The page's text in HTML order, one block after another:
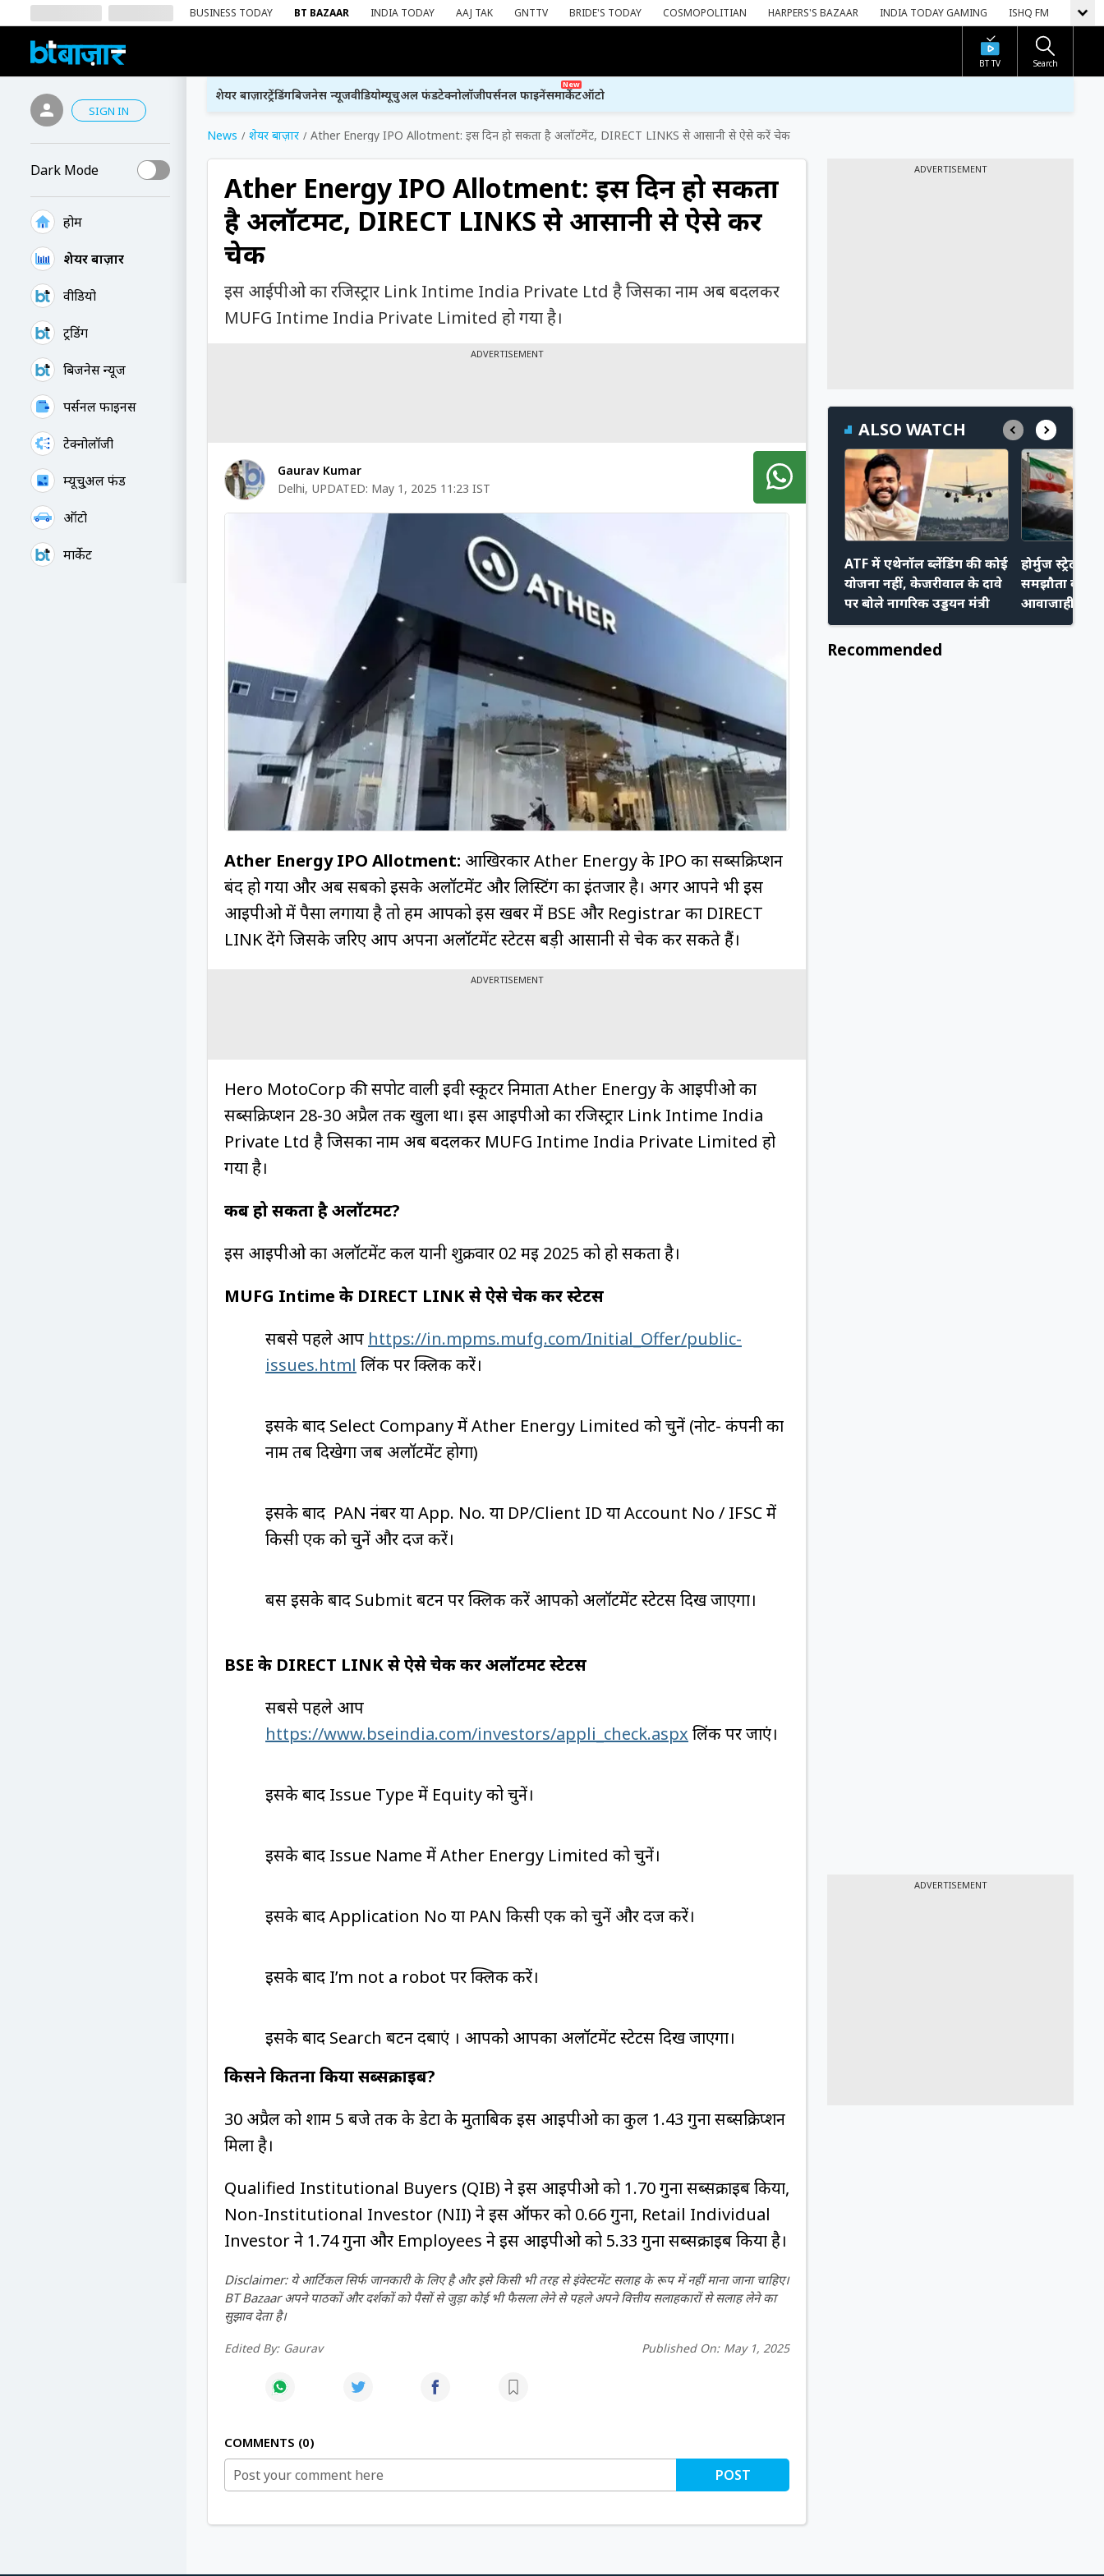
BUSINESS TODAY BT BAZAAR INDIA TODAY AAJ TAK GNTTV BRIDE'S TODAY COSMOPOLITIAN HARPERS'S BAZAAR INDIA TODAY GAMING ISHQ FM
BT TV Search
SIGN IN
Dark Mode
होम
शेयर बाज़ार
वीडियो
ट्रेंडिंग
बिजनेस न्यूज
पर्सनल फाइनेंस
टेक्नोलॉजी
म्यूचु्अल फंड
ऑटो
मार्केट
शेयर बाज़ारट्रेंडिंगबिजनेस न्यूजवीडियोम्यूचुअल फंडटेक्नोलॉजीपर्सनल फाइनेंस
New
मार्केटऑटो
News शेयर बाज़ार Ather Energy IPO Allotment: इस दिन हो सकता है अलॉटमेंट, DIRECT LINKS से आसानी से ऐसे करें चेक
Ather Energy IPO Allotment: इस दिन हो सकता
है अलॉटमेंट, DIRECT LINKS से आसानी से ऐसे करें
चेक
इस आईपीओ का रजिस्ट्रार Link Intime India Private Ltd है जिसका नाम अब बदलकर
MUFG Intime India Private Limited हो गया है।
ADVERTISEMENT
Gaurav Kumar
Delhi, UPDATED: May 1, 2025 11:23 IST
Ather Energy IPO Allotment: आखिरकार Ather Energy के IPO का सब्सक्रिप्शन
बंद हो गया और अब सबको इसके अलॉटमेंट और लिस्टिंग का इंतजार है। अगर आपने भी इस
आईपीओ में पैसा लगाया है तो हम आपको इस खबर में BSE और Registrar का DIRECT
LINK देंगे जिसके जरिए आप अपना अलॉटमेंट स्टेटस बड़ी आसानी से चेक कर सकते हैं।
ADVERTISEMENT
Hero MotoCorp की सपोर्ट वाली ईवी स्कूटर निर्माता Ather Energy के आईपीओ का
सब्सक्रिप्शन 28-30 अप्रैल तक खुला था। इस आईपीओ का रजिस्ट्रार Link Intime India
Private Ltd है जिसका नाम अब बदलकर MUFG Intime India Private Limited हो
गया है।
कब हो सकता है अलॉटमेंट?
इस आईपीओ का अलॉटमेंट कल यानी शुक्रवार 02 मई 2025 को हो सकता है।
MUFG Intime के DIRECT LINK से ऐसे चेक करें स्टेटस
सबसे पहले आप https://in.mpms.mufg.com/Initial_Offer/public-
issues.html लिंक पर क्लिक करें।
इसके बाद Select Company में Ather Energy Limited को चुनें (नोट- कंपनी का
नाम तब दिखेगा जब अलॉटमेंट होगा)
इसके बाद PAN नंबर या App. No. या DP/Client ID या Account No / IFSC में
किसी एक को चुनें और दर्ज करें।
बस इसके बाद Submit बटन पर क्लिक करें आपको अलॉटमेंट स्टेटस दिख जाएगा।
BSE के DIRECT LINK से ऐसे चेक करें अलॉटमेंट स्टेटस
सबसे पहले आप
https://www.bseindia.com/investors/appli_check.aspx लिंक पर जाएं।
इसके बाद Issue Type में Equity को चुनें।
इसके बाद Issue Name में Ather Energy Limited को चुनें।
इसके बाद Application No या PAN किसी एक को चुनें और दर्ज करें।
इसके बाद I’m not a robot पर क्लिक करें।
इसके बाद Search बटन दबाएं । आपको आपका अलॉटमेंट स्टेटस दिख जाएगा।
किसने कितना किया सब्सक्राइब?
30 अप्रैल को शाम 5 बजे तक के डेटा के मुताबिक इस आईपीओ का कुल 1.43 गुना सब्सक्रिप्शन
मिला है।
Qualified Institutional Buyers (QIB) ने इस आईपीओ को 1.70 गुना सब्सक्राइब किया,
Non-Institutional Investor (NII) ने इस ऑफर को 0.66 गुना, Retail Individual
Investor ने 1.74 गुना और Employees ने इस आईपीओ को 5.33 गुना सब्सक्राइब किया है।
Disclaimer: ये आर्टिकल सिर्फ जानकारी के लिए है और इसे किसी भी तरह से इंवेस्टमेंट सलाह के रूप में नहीं माना जाना चाहिए।
BT Bazaar अपने पाठकों और दर्शकों को पैसों से जुड़ा कोई भी फैसला लेने से पहले अपने वित्तीय सलाहकारों से सलाह लेने का
सुझाव देता है।
Edited By: Gaurav Published On: May 1, 2025
COMMENTS 0
POST
ADVERTISEMENT
ALSO WATCH
ATF में एथेनॉल ब्लेंडिंग की कोई
योजना नहीं, केजरीवाल के दावे
पर बोले नागरिक उड्डयन मंत्री
होर्मुज स्ट्रेट
समझौता
आवाजाही हो
Recommended
ADVERTISEMENT